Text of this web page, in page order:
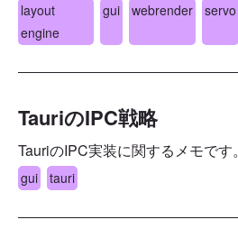
layout
engine
gui webrender servo
TauriのIPC戦略
TauriのIPC実装に関するメモです。
gui tauri